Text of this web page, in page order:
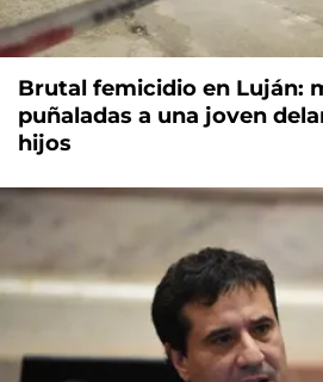
Brutal femicidio en Luján:
puñaladas a una joven
hijos